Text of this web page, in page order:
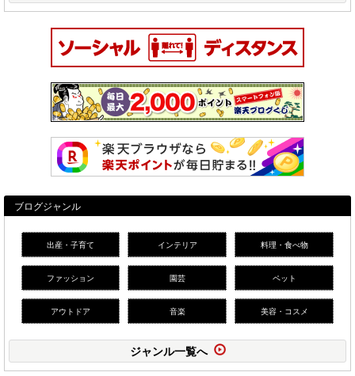
ブログジャンル
出産・子育て インテリア 料理・食べ物
ファッション 園芸 ペット
アウトドア 音楽 美容・コスメ
ジャンル一覧へ